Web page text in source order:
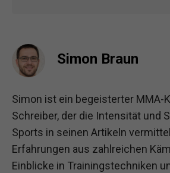
Simon Braun
Simon ist ein begeisterter MMA-
Schreiber, der die Intensität und
Sports in seinen Artikeln
Erfahrungen aus zahlreichen
Einblicke in Trainingstechniken